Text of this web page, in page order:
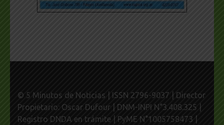
© 5 Minutos de Noticias | ISSN 2796-9037 | Director
Propietario: Oscar Dufour | DNM-INPI N°3.408.325 |
Registro DNDA en trámite | PyME N°1005758473 |